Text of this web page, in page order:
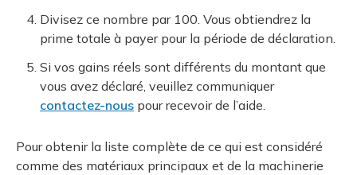
Divisez ce nombre par 100. Vous obtiendrez la
prime totale à payer pour la période de déclaration.
Si vos gains réels sont différents du montant que
vous avez déclaré, veuillez communiquer
contactez-nous pour recevoir de l’aide.
Pour obtenir la liste complète de ce qui est considéré
comme des matériaux principaux et de la machinerie